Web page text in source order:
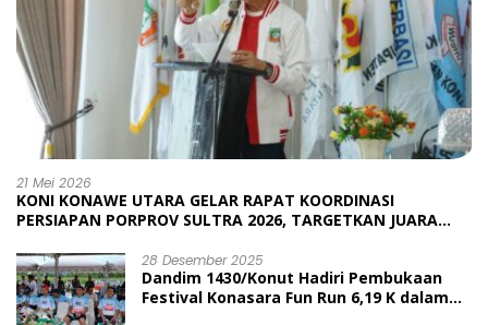
21 Mei 2026
KONI KONAWE UTARA GELAR RAPAT KOORDINASI
PERSIAPAN PORPROV SULTRA 2026, TARGETKAN JUARA
28 Desember 2025
Dandim 1430/Konut Hadiri Pembukaan
Festival Konasara Fun Run 6,19 K dalam